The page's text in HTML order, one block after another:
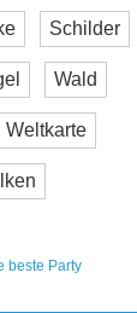
Schilder
Wald
Weltkarte
beste Party